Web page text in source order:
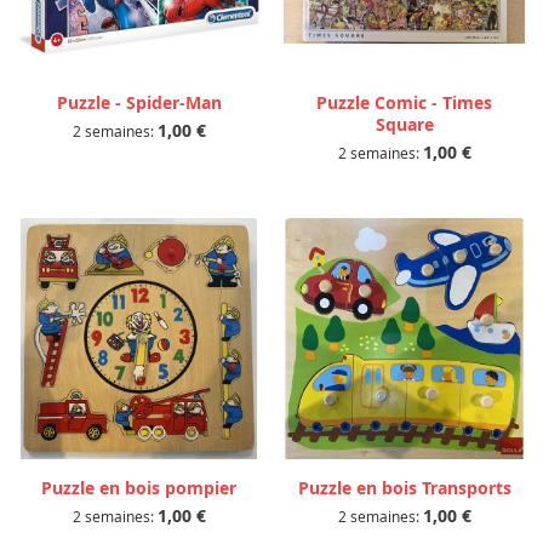
Puzzle - Spider-Man
2 semaines: 1,00 €
Puzzle Comic - Times
Square
2 semaines: 1,00 €
Puzzle en bois pompier
2 semaines: 1,00 €
Puzzle en bois Transports
2 semaines: 1,00 €